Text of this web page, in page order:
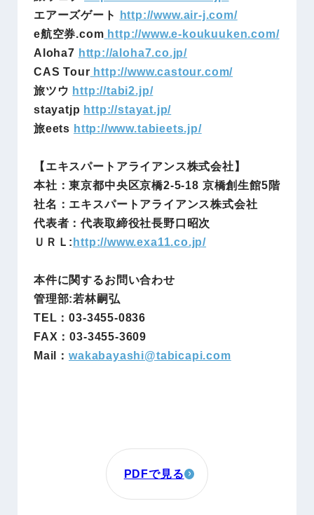
エアーズゲート http://www.air-j.com/
e航空券.com http://www.e-koukuuken.com/
Aloha7 http://aloha7.co.jp/
CAS Tour http://www.castour.com/
旅ツウ http://tabi2.jp/
stayatjp http://stayat.jp/
旅eets http://www.tabieets.jp/
【エキスパートアライアンス株式会社】
本社：東京都中央区京橋2-5-18 京橋創生館5階
社名：エキスパートアライアンス株式会社
代表者：代表取締役社長野口昭次
ＵＲＬ:http://www.exa11.co.jp/
本件に関するお問い合わせ
管理部:若林嗣弘
TEL：03-3455-0836
FAX：03-3455-3609
Mail：wakabayashi@tabicapi.com
PDFで見る